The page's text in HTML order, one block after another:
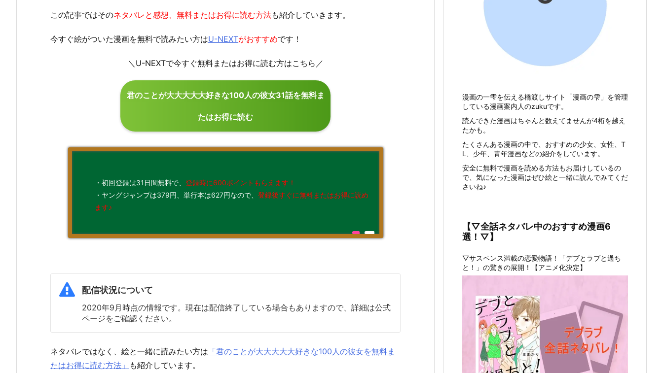
この記事ではそのネタバレと感想、無料またはお得に読む方法も紹介していきます。
今すぐ絵がついた漫画を無料で読みたい方はU-NEXTがおすすめです！
＼U-NEXTで今すぐ無料またはお得に読む方はこちら／
君のことが大大大大大好きな100人の彼女31話を無料ま
たはお得に読む
・初回登録は31日間無料で、 登録時に600ポイントもらえます！
・ヤングジャンプは379円、単行本は627円なので、 登録後すぐに無料またはお得に読め
ます♪
配信状況について
2020年9月時点の情報です。現在は配信終了している場合もありますので、詳細は公式
ページをご確認ください。
ネタバレではなく、絵と一緒に読みたい方は 「君のことが大大大大大好きな100人の彼女を無料ま
たはお得に読む方法」 も紹介しています。
漫画の一雫を伝える橋渡しサイト「漫画の雫」を管理
している漫画案内人のzukuです。
読んできた漫画はちゃんと数えてませんが4桁を越え
たかも。
たくさんある漫画の中で、おすすめの少女、女性、T
L、少年、青年漫画などの紹介をしています。
安全に無料で漫画を読める方法もお届けしているの
で、気になった漫画はぜひ絵と一緒に読んでみてくだ
さいね♪
【▽全話ネタバレ中のおすすめ漫画6
選！▽】
▽サスペンス満載の恋愛物語！「デブとラブと過ち
と！」の驚きの展開！【アニメ化決定】